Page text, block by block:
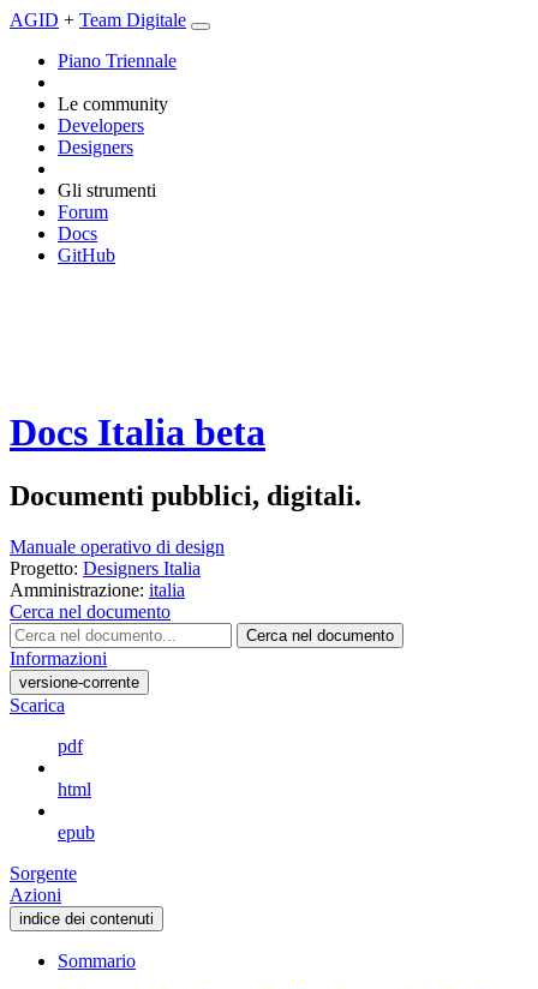
AGID + Team Digitale
Piano Triennale
Le community
Developers
Designers
Gli strumenti
Forum
Docs
GitHub
Docs Italia beta
Documenti pubblici, digitali.
Manuale operativo di design
Progetto: Designers Italia
Amministrazione: italia
Cerca nel documento
Cerca nel documento
Informazioni
versione-corrente
Scarica
pdf
html
epub
Sorgente
Azioni
indice dei contenuti
Sommario